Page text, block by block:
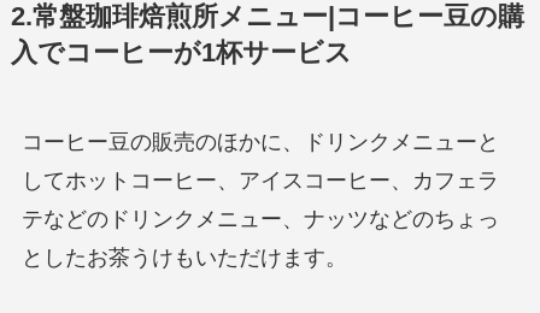
2.常盤珈琲焙煎所メニュー|コーヒー豆の購
入でコーヒーが1杯サービス
コーヒー豆の販売のほかに、ドリンクメニューと
してホットコーヒー、アイスコーヒー、カフェラ
テなどのドリンクメニュー、ナッツなどのちょっ
としたお茶うけもいただけます。